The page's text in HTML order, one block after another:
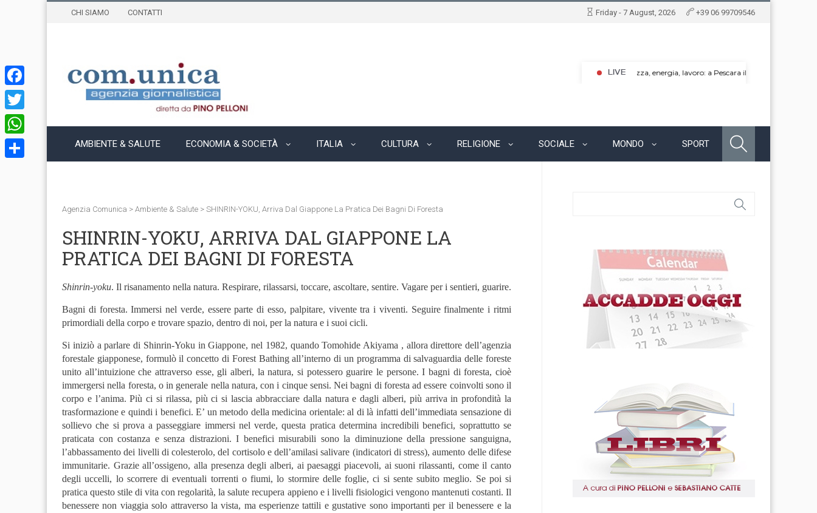
CHI SIAMO CONTATTI Friday - 7 August, 2026 +39 06 99709546
AMBIENTE & SALUTE ECONOMIA & SOCIETÀ ITALIA CULTURA RELIGIONE SOCIALE MONDO SPORT
Agenzia Comunica > Ambiente & Salute > SHINRIN-YOKU, Arriva Dal Giappone La Pratica Dei Bagni Di Foresta
SHINRIN-YOKU, ARRIVA DAL GIAPPONE LA
PRATICA DEI BAGNI DI FORESTA
Shinrin-yoku. Il risanamento nella natura. Respirare, rilassarsi, toccare, ascoltare, sentire. Vagare per i sentieri, guarire.
Bagni di foresta. Immersi nel verde, essere parte di esso, palpitare, vivente tra i viventi. Seguire finalmente i ritmi
primordiali della corpo e trovare spazio, dentro di noi, per la natura e i suoi cicli.
Si iniziò a parlare di Shinrin-Yoku in Giappone, nel 1982, quando Tomohide Akiyama , allora direttore dell’agenzia
forestale giapponese, formulò il concetto di Forest Bathing all’interno di un programma di salvaguardia delle foreste
unito all’intuizione che attraverso esse, gli alberi, la natura, si potessero guarire le persone. I bagni di foresta, cioè
immergersi nella foresta, o in generale nella natura, con i cinque sensi. Nei bagni di foresta ad essere coinvolti sono il
corpo e l’anima. Più ci si rilassa, più ci si lascia abbracciare dalla natura e dagli alberi, più arriva in profondità la
trasformazione e quindi i benefici. E’ un metodo della medicina orientale: al di là infatti dell’immediata sensazione di
sollievo che si prova a passeggiare immersi nel verde, questa pratica determina incredibili benefici, soprattutto se
praticata con costanza e senza distrazioni. I benefici misurabili sono la diminuzione della pressione sanguigna,
l’abbassamento dei livelli di colesterolo, del cortisolo e dell’amilasi salivare (indicatori di stress), aumento delle difese
immunitarie. Grazie all’ossigeno, alla presenza degli alberi, ai paesaggi piacevoli, ai suoni rilassanti, come il canto
degli uccelli, lo scorrere di eventuali torrenti o fiumi, lo stormire delle foglie, ci si sente subito meglio. Se poi si
pratica questo stile di vita con regolarità, la salute recupera appieno e i livelli fisiologici vengono mantenuti costanti. Il
benessere non viaggia solo attraverso la vista, ma esperienze tattili e gustative sono importanti per il benessere e la
Facebook
Twitter
WhatsApp